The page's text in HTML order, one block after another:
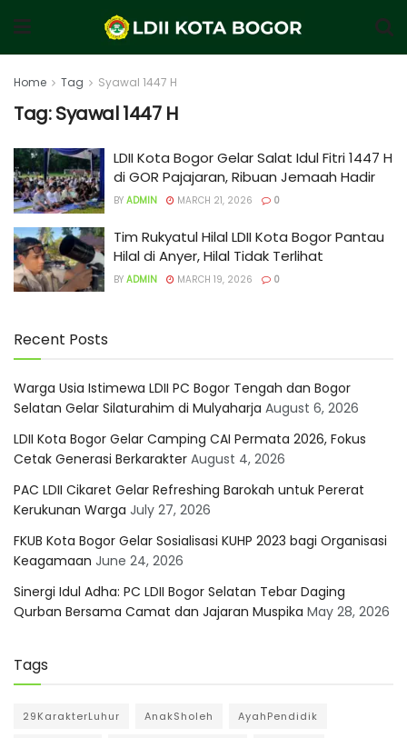
Home Tag Syawal 1447 H
Tag:Syawal 1447 H
LDII Kota Bogor Gelar Salat Idul Fitri 1447 H
di GOR Pajajaran, Ribuan Jemaah Hadir
BY ADMIN MARCH 21, 2026 0
Tim Rukyatul Hilal LDII Kota Bogor Pantau
Hilal di Anyer, Hilal Tidak Terlihat
BY ADMIN MARCH 19, 2026 0
Recent Posts
Warga Usia Istimewa LDII PC Bogor Tengah dan Bogor
Selatan Gelar Silaturahim di Mulyaharja August 6, 2026
LDII Kota Bogor Gelar Camping CAI Permata 2026, Fokus
Cetak Generasi Berkarakter August 4, 2026
PAC LDII Cikaret Gelar Refreshing Barokah untuk Pererat
Kerukunan Warga July 27, 2026
FKUB Kota Bogor Gelar Sosialisasi KUHP 2023 bagi Organisasi
Keagamaan June 24, 2026
Sinergi Idul Adha: PC LDII Bogor Selatan Tebar Daging
Qurban Bersama Camat dan Jajaran Muspika May 28, 2026
Tags
29KarakterLuhur AnakSholeh AyahPendidik